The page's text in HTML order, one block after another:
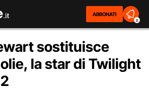
ABBONATI
2
sostituisce
la star di Twilight